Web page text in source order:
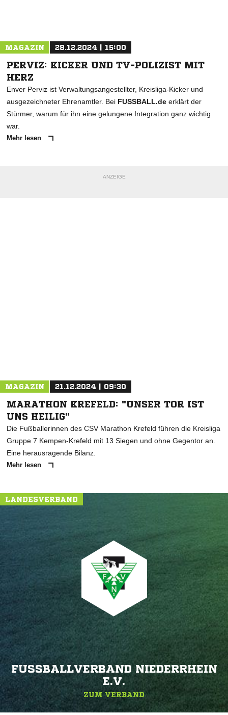
MAGAZIN 28.12.2024 | 15:00
PERVIZ: KICKER UND TV-POLIZIST MIT
HERZ
Enver Perviz ist Verwaltungsangestellter, Kreisliga-Kicker und
ausgezeichneter Ehrenamtler. Bei FUSSBALL.de erklärt der
Stürmer, warum für ihn eine gelungene Integration ganz wichtig
war.
Mehr lesen
ANZEIGE
MAGAZIN 21.12.2024 | 09:30
MARATHON KREFELD: "UNSER TOR IST
UNS HEILIG"
Die Fußballerinnen des CSV Marathon Krefeld führen die Kreisliga
Gruppe 7 Kempen-Krefeld mit 13 Siegen und ohne Gegentor an.
Eine herausragende Bilanz.
Mehr lesen
LANDESVERBAND
FUSSBALLVERBAND NIEDERRHEIN E
.V.
ZUM VERBAND